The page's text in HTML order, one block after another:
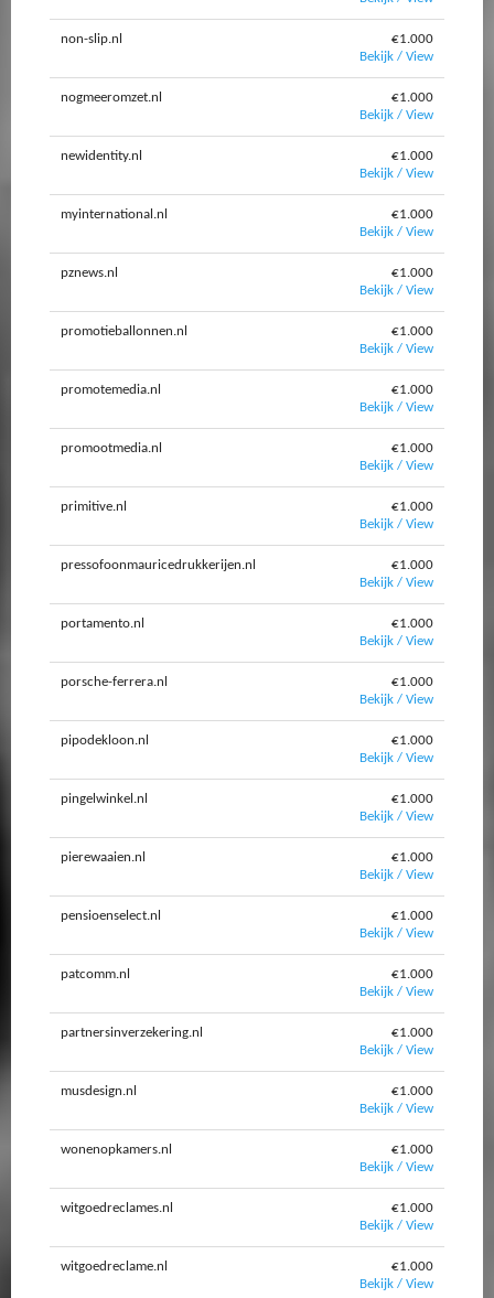
non-slip.nl
€1.000
Bekijk / View
nogmeeromzet.nl
€1.000
Bekijk / View
newidentity.nl
€1.000
Bekijk / View
myinternational.nl
€1.000
Bekijk / View
pznews.nl
€1.000
Bekijk / View
promotieballonnen.nl
€1.000
Bekijk / View
promotemedia.nl
€1.000
Bekijk / View
promootmedia.nl
€1.000
Bekijk / View
primitive.nl
€1.000
Bekijk / View
pressofoonmauricedrukkerijen.nl
€1.000
Bekijk / View
portamento.nl
€1.000
Bekijk / View
porsche-ferrera.nl
€1.000
Bekijk / View
pipodekloon.nl
€1.000
Bekijk / View
pingelwinkel.nl
€1.000
Bekijk / View
pierewaaien.nl
€1.000
Bekijk / View
pensioenselect.nl
€1.000
Bekijk / View
patcomm.nl
€1.000
Bekijk / View
partnersinverzekering.nl
€1.000
Bekijk / View
musdesign.nl
€1.000
Bekijk / View
wonenopkamers.nl
€1.000
Bekijk / View
witgoedreclames.nl
€1.000
Bekijk / View
witgoedreclame.nl
€1.000
Bekijk / View